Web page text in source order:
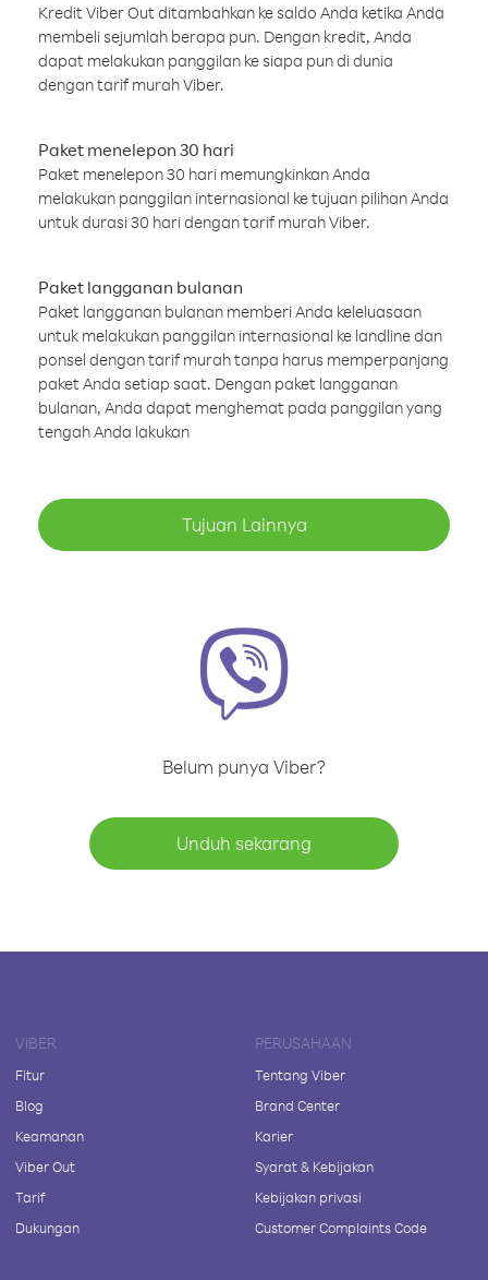
Kredit Viber Out ditambahkan ke saldo Anda ketika Anda
membeli sejumlah berapa pun. Dengan kredit, Anda
dapat melakukan panggilan ke siapa pun di dunia
dengan tarif murah Viber.
Paket menelepon 30 hari
Paket menelepon 30 hari memungkinkan Anda
melakukan panggilan internasional ke tujuan pilihan Anda
untuk durasi 30 hari dengan tarif murah Viber.
Paket langganan bulanan
Paket langganan bulanan memberi Anda keleluasaan
untuk melakukan panggilan internasional ke landline dan
ponsel dengan tarif murah tanpa harus memperpanjang
paket Anda setiap saat. Dengan paket langganan
bulanan, Anda dapat menghemat pada panggilan yang
tengah Anda lakukan
Tujuan Lainnya
Belum punya Viber?
Unduh sekarang
VIBER
Fitur
Blog
Keamanan
Viber Out
Tarif
Dukungan
PERUSAHAAN
Tentang Viber
Brand Center
Karier
Syarat & Kebijakan
Kebijakan privasi
Customer Complaints Code